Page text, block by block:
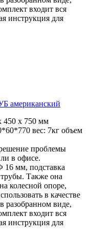
входит вся
инструкция для
450 х 750 мм
вес: 7кг объем
проблемы
в офисе.
мм, подставка
Также она
колесной опоре,
в качестве
разобранном виде,
входит вся
инструкция для